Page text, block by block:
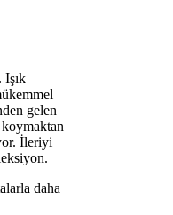
Işık
gelen
İleriyi
daha